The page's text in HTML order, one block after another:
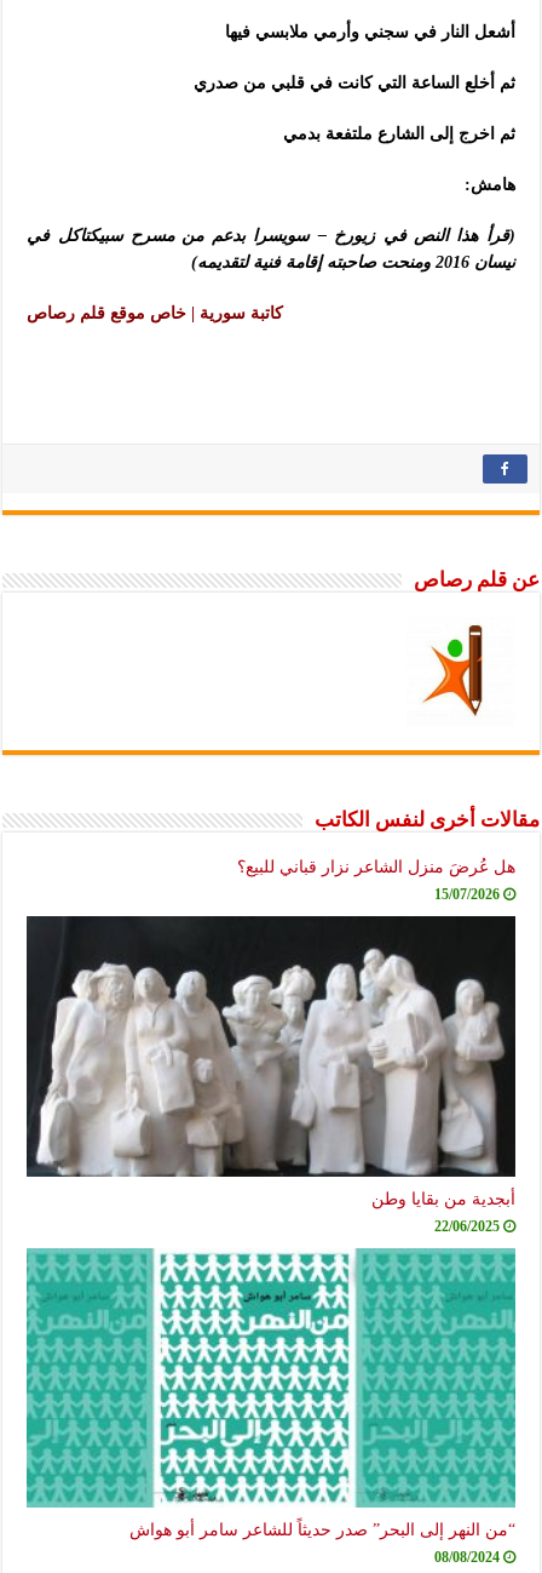
أشعل النار في سجني وأرمي ملابسي فيها
ثم أخلع الساعة التي كانت في قلبي من صدري
ثم اخرج إلى الشارع ملتفعة بدمي
هامش:
(قرأ هذا النص في زيورخ – سويسرا بدعم من مسرح سبيكتاكل في
نيسان 2016 ومنحت صاحبته إقامة فنية لتقديمه)
كاتبة سورية | خاص موقع قلم رصاص
عن قلم رصاص
مقالات أخرى لنفس الكاتب
هل عُرضَ منزل الشاعر نزار قباني للبيع؟
15/07/2026
أبجدية من بقايا وطن
22/06/2025
“من النهر إلى البحر” صدر حديثاً للشاعر سامر أبو هواش
08/08/2024